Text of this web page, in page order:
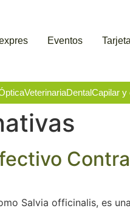
Eventos
VeterinariaDentalCapilar y
Salvia officinalis, es